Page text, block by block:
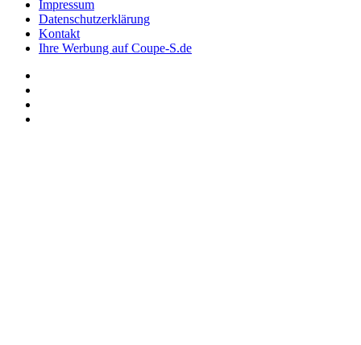
Impressum
Datenschutzerklärung
Kontakt
Ihre Werbung auf Coupe-S.de